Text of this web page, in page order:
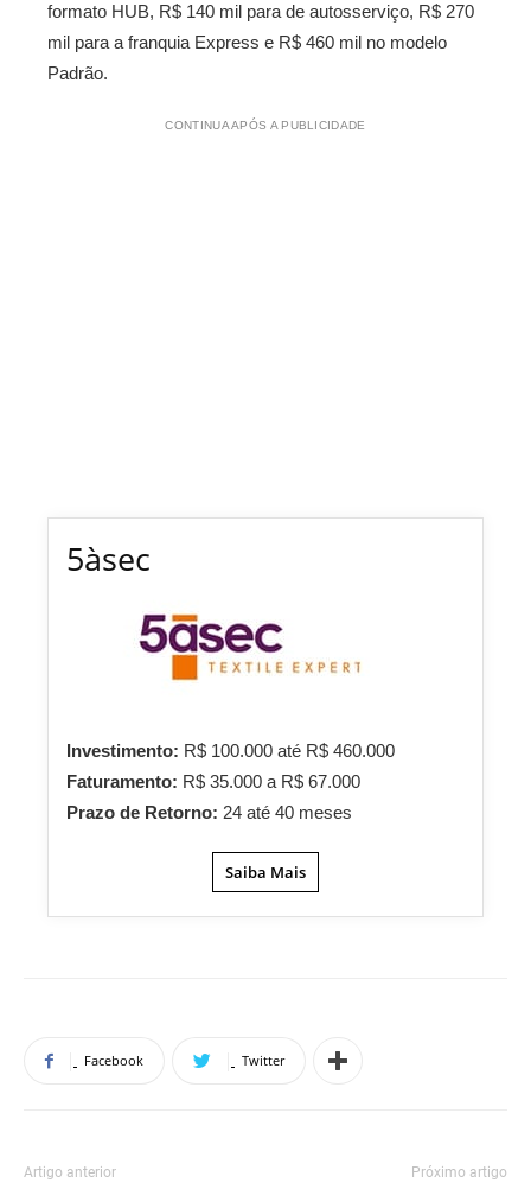
formato HUB, R$ 140 mil para de autosserviço, R$ 270
mil para a franquia Express e R$ 460 mil no modelo
Padrão.
CONTINUA APÓS A PUBLICIDADE
5àsec
Investimento: R$ 100.000 até R$ 460.000
Faturamento: R$ 35.000 a R$ 67.000
Prazo de Retorno: 24 até 40 meses
Saiba Mais
Facebook Twitter
Artigo anterior Próximo artigo